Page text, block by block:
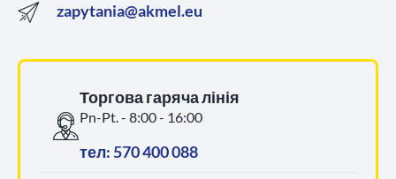
zapytania@akmel.eu
Торгова гаряча лінія
Pn-Pt. - 8:00 - 16:00
тел: 570 400 088